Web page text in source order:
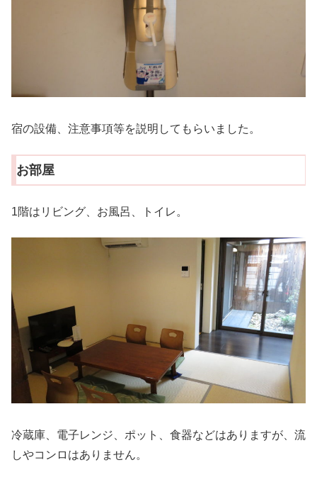
宿の設備、注意事項等を説明してもらいました。
お部屋
1階はリビング、お風呂、トイレ。
冷蔵庫、電子レンジ、ポット、食器などはありますが、流
しやコンロはありません。